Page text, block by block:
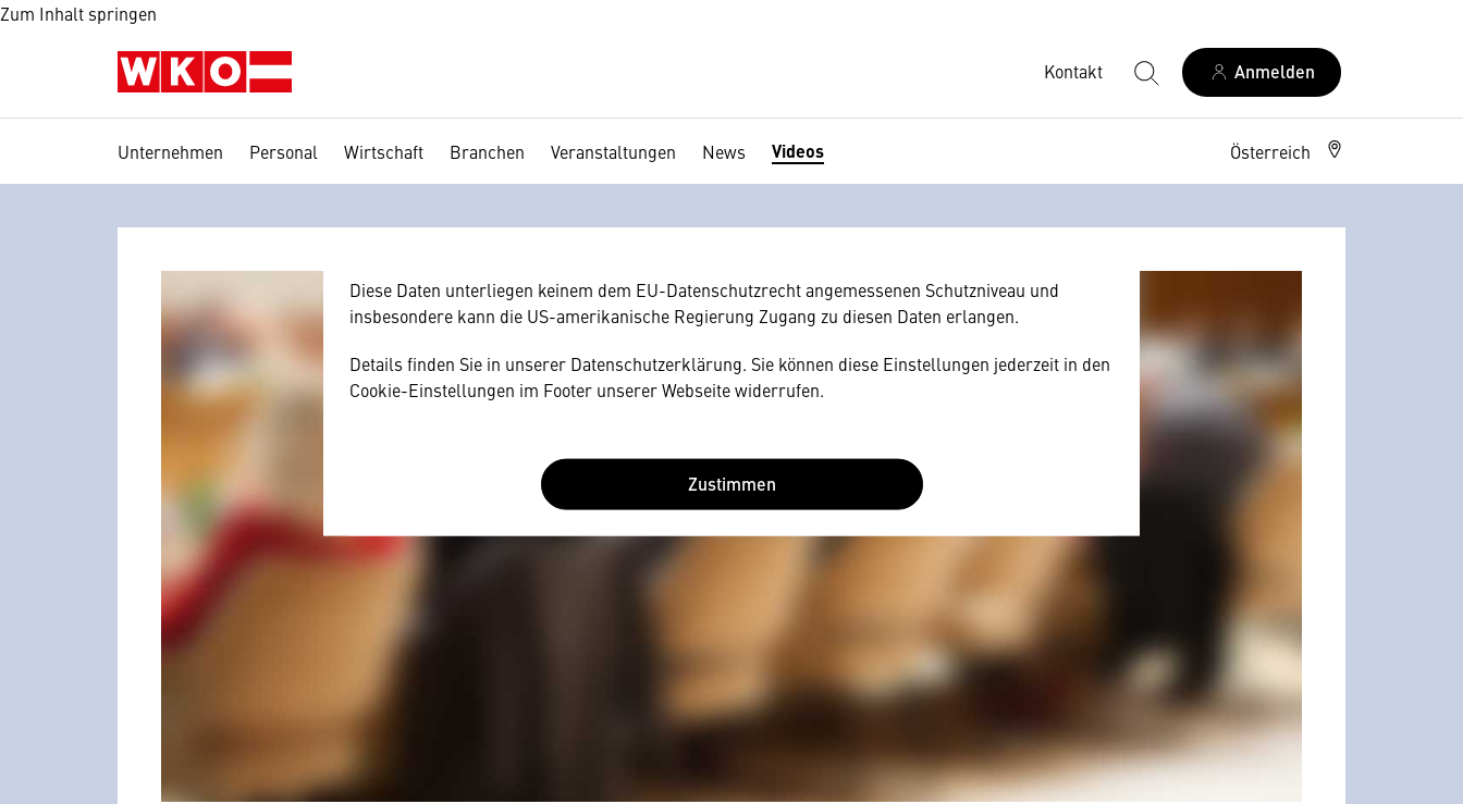
Zum Inhalt springen
Kontakt Anmelden
Unternehmen Personal Wirtschaft Branchen Veranstaltungen News Videos Österreich
Wir benötigen Ihre Zustimmung
Diese Daten unterliegen keinem dem EU-Datenschutzrecht angemessenen Schutzniveau und
insbesondere kann die US-amerikanische Regierung Zugang zu diesen Daten erlangen.
Details finden Sie in unserer Datenschutzerklärung. Sie können diese Einstellungen jederzeit in den
Cookie-Einstellungen im Footer unserer Webseite widerrufen.
Zustimmen